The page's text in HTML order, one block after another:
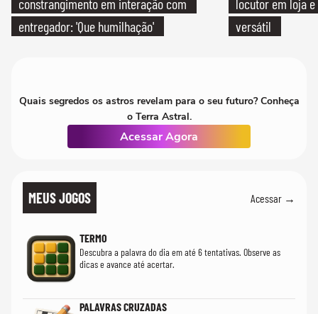
constrangimento em interação com
entregador: 'Que humilhação'
locutor em loja
versátil
Quais segredos os astros revelam para o seu futuro? Conheça
o Terra Astral.
Acessar Agora
MEUS JOGOS Acessar →
TERMO
Descubra a palavra do dia em até 6 tentativas. Observe as
dicas e avance até acertar.
PALAVRAS CRUZADAS